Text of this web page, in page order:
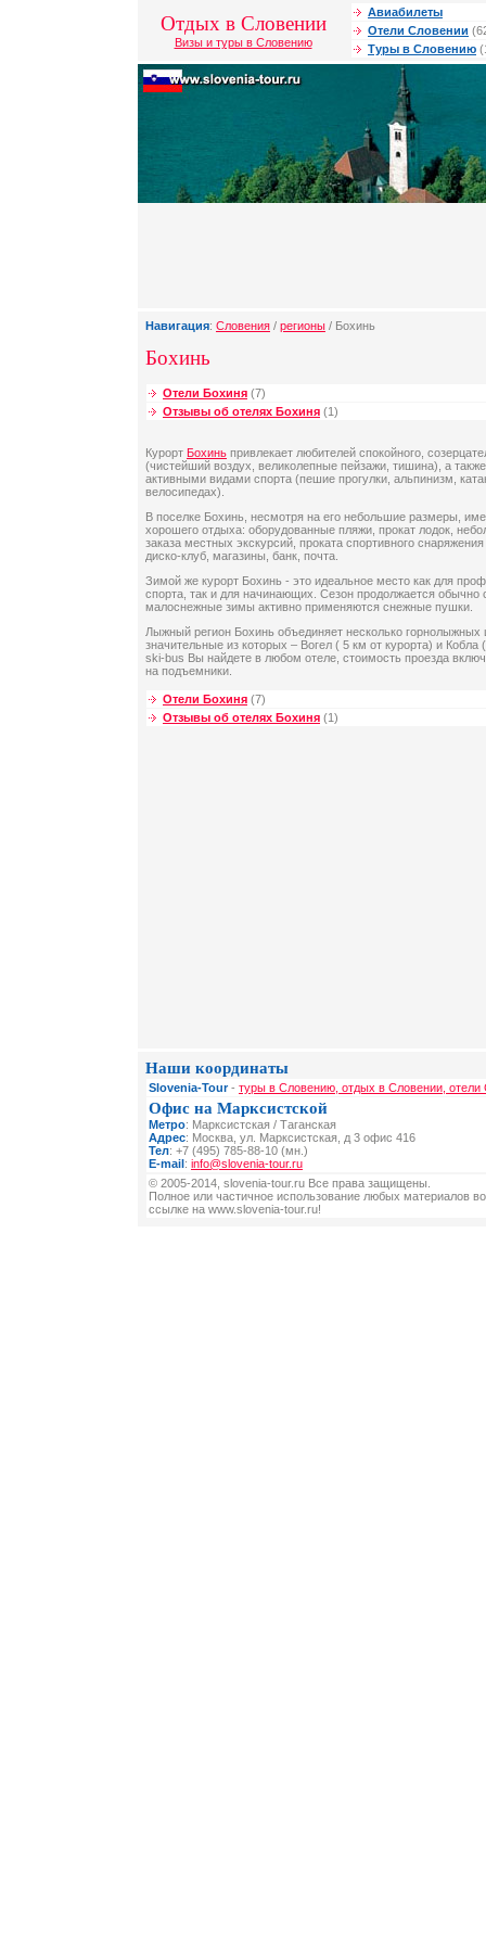
Отдых в Словении
Визы и туры в Словению
Авиабилеты
Отели Словении
Туры в Словению
Навигация: Словения / регионы / Бохинь
Бохинь
Отели Бохиня (7)
Отзывы об отелях Бохиня (1)
Курорт Бохинь привлекает любителей спокойного,
(чистейший воздух, великолепные пейзажи, тишина), а
активными видами спорта (пешие прогулки, альпинизм,
велосипедах).
В поселке Бохинь, несмотря на его небольшие размеры,
хорошего отдыха: оборудованные пляжи, прокат лодок,
заказа местных экскурсий, проката спортивного
диско-клуб, магазины, банк, почта.
Зимой же курорт Бохинь - это идеальное место как для
спорта, так и для начинающих. Сезон продолжается обычно
малоснежные зимы активно применяются снежные пушки.
Лыжный регион Бохинь объединяет несколько горнолыжных
значительные из которых – Вогел ( 5 км от курорта) и Кобла
ski-bus Вы найдете в любом отеле, стоимость проезда
на подъемники.
Отели Бохиня (7)
Отзывы об отелях Бохиня (1)
Наши координаты
Slovenia-Tour- туры в Словению, отдых в Словении,
Офис на Марксистской
Метро: Марксистская / Таганская
Адрес: Москва, ул. Марксистская, д 3 офис 416
Тел: +7 (495) 785-88-10 (мн.)
E-mail: info@slovenia-tour.ru
© 2005-2014, slovenia-tour.ru Все права защищены.
Полное или частичное использование любых материалов
ссылке на www.slovenia-tour.ru!